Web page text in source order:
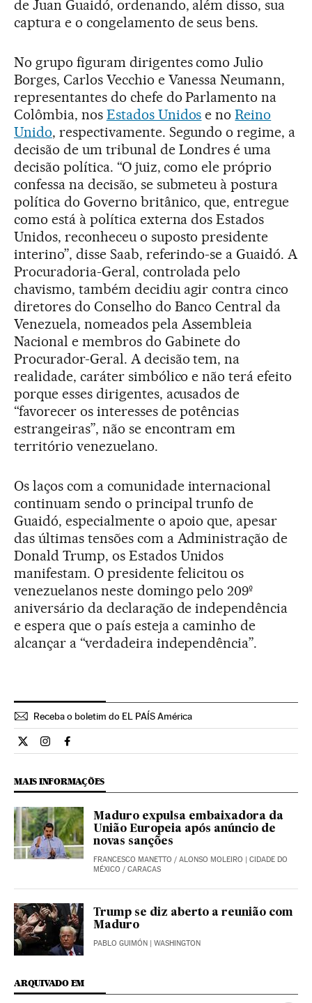
de Juan Guaidó, ordenando, além disso, sua
captura e o congelamento de seus bens.
No grupo figuram dirigentes como Julio
Borges, Carlos Vecchio e Vanessa Neumann,
representantes do chefe do Parlamento na
Colômbia, nos Estados Unidos e noReino
Unido, respectivamente. Segundo o regime, a
decisão de um tribunal de Londres é uma
decisão política. “O juiz, como ele próprio
confessa na decisão, se submeteu à postura
política do Governo britânico, que, entregue
como está à política externa dos Estados
Unidos, reconheceu o suposto presidente
interino”, disse Saab, referindo-se a Guaidó. A
Procuradoria-Geral, controlada pelo
chavismo, também decidiu agir contra cinco
diretores do Conselho do Banco Central da
Venezuela, nomeados pela Assembleia
Nacional e membros do Gabinete do
Procurador-Geral. A decisão tem, na
realidade, caráter simbólico e não terá efeito
porque esses dirigentes, acusados de
“favorecer os interesses de potências
estrangeiras”, não se encontram em
território venezuelano.
Os laços com a comunidade internacional
continuam sendo o principal trunfo de
Guaidó, especialmente o apoio que, apesar
das últimas tensões com a Administração de
Donald Trump, os Estados Unidos
manifestam. O presidente felicitou os
venezuelanos neste domingo pelo 209º
aniversário da declaração de independência
e espera que o país esteja a caminho de
alcançar a “verdadeira independência”.
Receba o boletim do EL PAÍS América
Internacional El País Brasil en Twitter
Internacional El País Brasil en Instagram
Internacional El País Brasil en Facebook
MAIS INFORMAÇÕES
Maduro expulsa embaixadora da
União Europeia após anúncio de
novas sanções
FRANCESCO MANETTO / ALONSO MOLEIRO | CIDADE DO
MÉXICO / CARACAS
Trump se diz aberto a reunião com
Maduro
PABLO GUIMÓN | WASHINGTON
ARQUIVADO EM